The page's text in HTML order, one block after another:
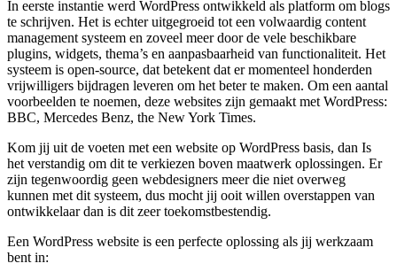
In eerste instantie werd WordPress ontwikkeld als platform om blogs
te schrijven. Het is echter uitgegroeid tot een volwaardig content
management systeem en zoveel meer door de vele beschikbare
plugins, widgets, thema’s en aanpasbaarheid van functionaliteit. Het
systeem is open-source, dat betekent dat er momenteel honderden
vrijwilligers bijdragen leveren om het beter te maken. Om een aantal
voorbeelden te noemen, deze websites zijn gemaakt met WordPress:
BBC, Mercedes Benz, the New York Times.
Kom jij uit de voeten met een website op WordPress basis, dan Is
het verstandig om dit te verkiezen boven maatwerk oplossingen. Er
zijn tegenwoordig geen webdesigners meer die niet overweg
kunnen met dit systeem, dus mocht jij ooit willen overstappen van
ontwikkelaar dan is dit zeer toekomstbestendig.
Een WordPress website is een perfecte oplossing als jij werkzaam
bent in: